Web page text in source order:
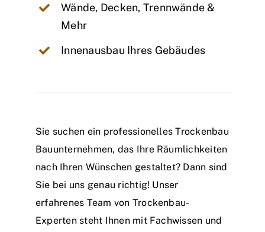
Wände, Decken, Trennwände &
Mehr
Innenausbau Ihres Gebäudes
Sie suchen ein professionelles Trockenbau
Bauunternehmen, das Ihre Räumlichkeiten
nach Ihren Wünschen gestaltet? Dann sind
Sie bei uns genau richtig! Unser
erfahrenes Team von Trockenbau-
Experten steht Ihnen mit Fachwissen und